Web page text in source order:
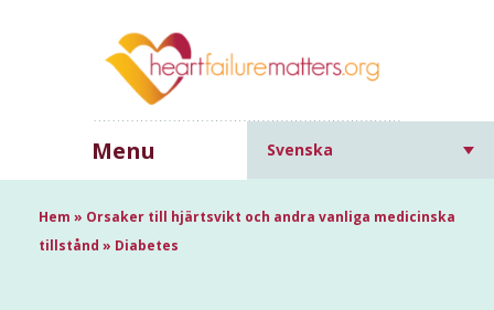
Menu Svenska
Hem » Orsaker till hjärtsvikt och andra vanliga medicinska
tillstånd » Diabetes